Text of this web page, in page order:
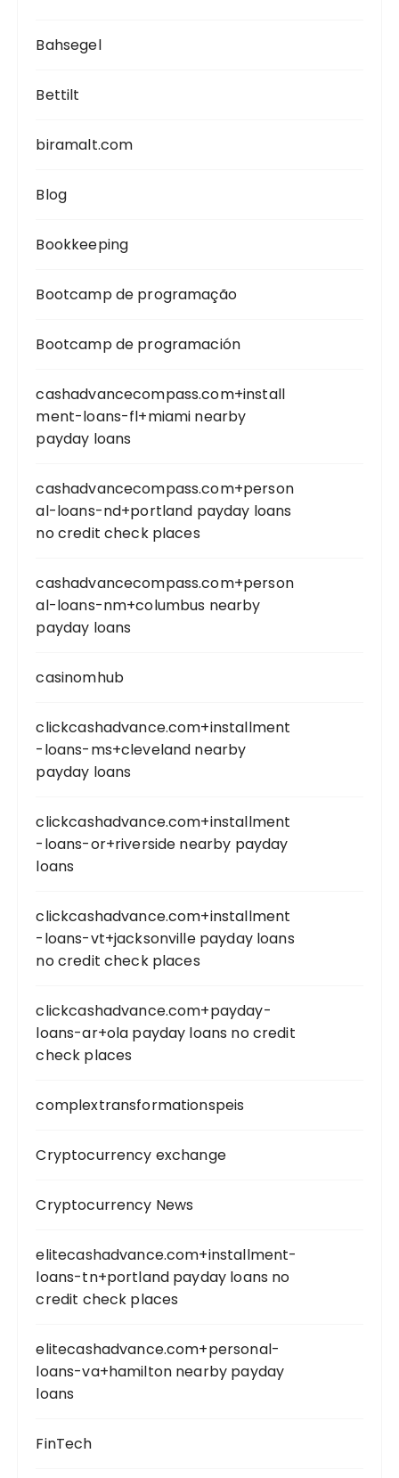
Bahsegel
Bettilt
biramalt.com
Blog
Bookkeeping
Bootcamp de programação
Bootcamp de programación
cashadvancecompass.com+install
ment-loans-fl+miami nearby
payday loans
cashadvancecompass.com+person
al-loans-nd+portland payday loans
no credit check places
cashadvancecompass.com+person
al-loans-nm+columbus nearby
payday loans
casinomhub
clickcashadvance.com+installment
-loans-ms+cleveland nearby
payday loans
clickcashadvance.com+installment
-loans-or+riverside nearby payday
loans
clickcashadvance.com+installment
-loans-vt+jacksonville payday loans
no credit check places
clickcashadvance.com+payday-
loans-ar+ola payday loans no credit
check places
complextransformationspeis
Cryptocurrency exchange
Cryptocurrency News
elitecashadvance.com+installment-
loans-tn+portland payday loans no
credit check places
elitecashadvance.com+personal-
loans-va+hamilton nearby payday
loans
FinTech